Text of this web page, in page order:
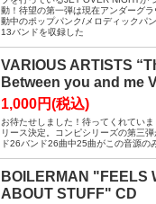
動！待望の第一弾は現在アンダーグ
動中のポップパンク/メロディックパ
13バンドを収録した
VARIOUS ARTISTS
Between you and me
1,000円(税込)
お待たせしました！待ってくれていま
リース決定。コンピシリーズの第三
ド26バンド26曲中25曲がこの音源の
BOILERMAN "FEELS
ABOUT STUFF" CD